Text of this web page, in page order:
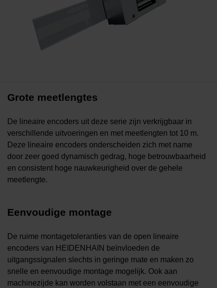
Grote meetlengtes
De lineaire encoders uit deze serie zijn verkrijgbaar in
verschillende uitvoeringen en met meetlengten tot 10 m.
Deze lineaire encoders onderscheiden zich met name
door zeer goed dynamisch gedrag, hoge betrouwbaarheid
en consistent hoge nauwkeurigheid over de gehele
meetlengte.
Eenvoudige montage
De ruime montagetoleranties van de open lineaire
encoders van HEIDENHAIN beïnvloeden de
uitgangssignalen slechts in geringe mate en maken zo
snelle en eenvoudige montage mogelijk. Ook aan
machinezijde kan worden volstaan met een eenvoudige